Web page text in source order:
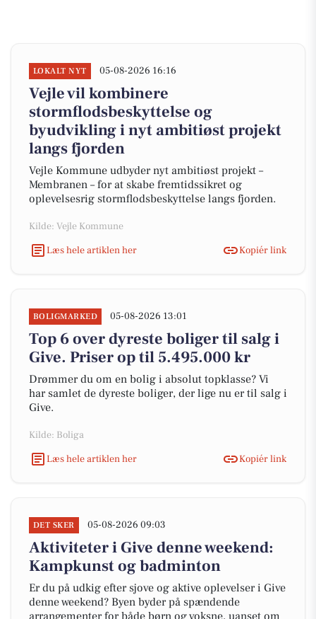
LOKALT NYT 05-08-2026 16:16
Vejle vil kombinere
stormflodsbeskyttelse og
byudvikling i nyt ambitiøst projekt
langs fjorden
Vejle Kommune udbyder nyt ambitiøst projekt –
Membranen – for at skabe fremtidssikret og
oplevelsesrig stormflodsbeskyttelse langs fjorden.
Kilde: Vejle Kommune
Læs hele artiklen her
Kopiér link
BOLIGMARKED 05-08-2026 13:01
Top 6 over dyreste boliger til salg i
Give. Priser op til 5.495.000 kr
Drømmer du om en bolig i absolut topklasse? Vi
har samlet de dyreste boliger, der lige nu er til salg i
Give.
Kilde: Boliga
Læs hele artiklen her
Kopiér link
DET SKER 05-08-2026 09:03
Aktiviteter i Give denne weekend:
Kampkunst og badminton
Er du på udkig efter sjove og aktive oplevelser i Give
denne weekend? Byen byder på spændende
arrangementer for både børn og voksne, uanset om